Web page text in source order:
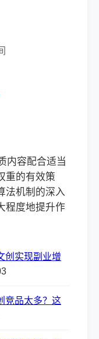
内容配合适当
重的有效策
法机制的深入
程度地提升作
创实现副业增
竞品太多？这